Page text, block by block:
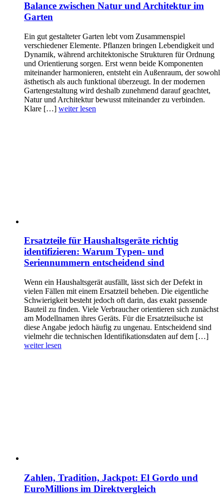
Balance zwischen Natur und Architektur im
Garten
Ein gut gestalteter Garten lebt vom Zusammenspiel
verschiedener Elemente. Pflanzen bringen Lebendigkeit und
Dynamik, während architektonische Strukturen für Ordnung
und Orientierung sorgen. Erst wenn beide Komponenten
miteinander harmonieren, entsteht ein Außenraum, der sowohl
ästhetisch als auch funktional überzeugt. In der modernen
Gartengestaltung wird deshalb zunehmend darauf geachtet,
Natur und Architektur bewusst miteinander zu verbinden.
Klare […] weiter lesen
Ersatzteile für Haushaltsgeräte richtig
identifizieren: Warum Typen- und
Seriennummern entscheidend sind
Wenn ein Haushaltsgerät ausfällt, lässt sich der Defekt in
vielen Fällen mit einem Ersatzteil beheben. Die eigentliche
Schwierigkeit besteht jedoch oft darin, das exakt passende
Bauteil zu finden. Viele Verbraucher orientieren sich zunächst
am Modellnamen ihres Geräts. Für die Ersatzteilsuche ist
diese Angabe jedoch häufig zu ungenau. Entscheidend sind
vielmehr die technischen Identifikationsdaten auf dem […]
weiter lesen
Zahlen, Tradition, Jackpot: El Gordo und
EuroMillions im Direktvergleich